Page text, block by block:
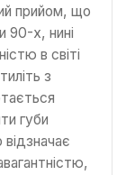
прийом, що
90-х, нині
в світі
з
губи